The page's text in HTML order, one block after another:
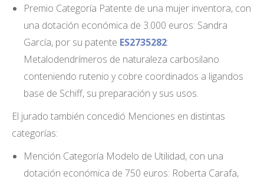
Premio Categoría Patente de una mujer inventora, con
una dotación económica de 3.000 euros: Sandra
García, por su patente ES2735282:
Metalodendrímeros de naturaleza carbosilano
conteniendo rutenio y cobre coordinados a ligandos
base de Schiff, su preparación y sus usos.
El jurado también concedió Menciones en distintas
categorías:
Mención Categoría Modelo de Utilidad, con una
dotación económica de 750 euros: Roberta Carafa,